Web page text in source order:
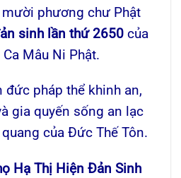
phương chư Phật
sinh lần thứ 2650 của
Mâu Ni Phật.
đức pháp thể khinh an,
gia quyến sống an lạc
của Đức Thế Tôn.
Hạ Thị Hiện Đản Sinh